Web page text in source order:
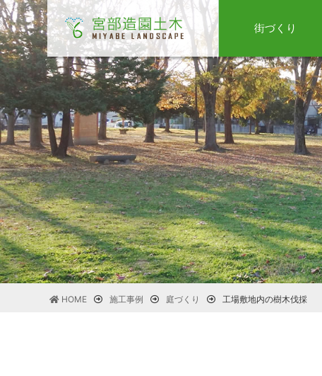
街づくり
HOME 施工事例 庭づくり 工場敷地内の樹木伐採